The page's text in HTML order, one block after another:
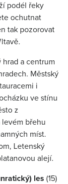
podél řeky
ochutnat
tak pozorovat
a centrum
Městský
i
ve stínu
z
levém břehu
míst.
Letenský
alejí.
les (15)